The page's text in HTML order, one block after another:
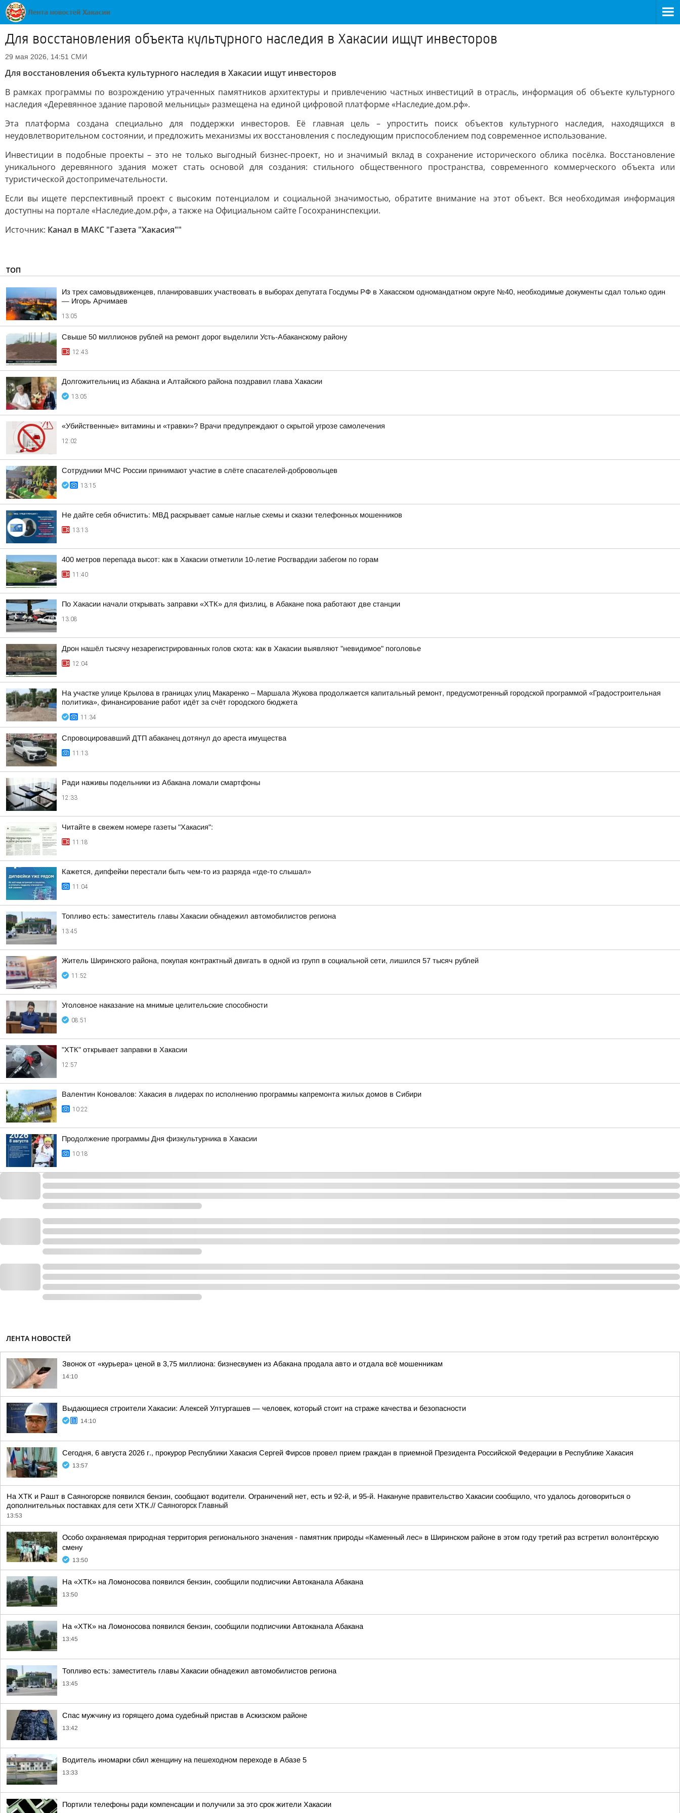
Для восстановления объекта культурного наследия в Хакасии ищут инвесторов
29 мая 2026, 14:51 СМИ
Для восстановления объекта культурного наследия в Хакасии ищут инвесторов
В рамках программы по возрождению утраченных памятников архитектуры и привлечению частных инвестиций в отрасль, информация об объекте культурного
наследия «Деревянное здание паровой мельницы» размещена на единой цифровой платформе «Наследие.дом.рф».
Эта платформа создана специально для поддержки инвесторов. Её главная цель – упростить поиск объектов культурного наследия, находящихся в
неудовлетворительном состоянии, и предложить механизмы их восстановления с последующим приспособлением под современное использование.
Инвестиции в подобные проекты – это не только выгодный бизнес-проект, но и значимый вклад в сохранение исторического облика посёлка. Восстановление
уникального деревянного здания может стать основой для создания: стильного общественного пространства, современного коммерческого объекта или
туристической достопримечательности.
Если вы ищете перспективный проект с высоким потенциалом и социальной значимостью, обратите внимание на этот объект. Вся необходимая информация
доступны на портале «Наследие.дом.рф», а также на Официальном сайте Госохранинспекции.
Источник: Канал в МАКС "Газета "Хакасия""
ТОП
Из трех самовыдвиженцев, планировавших участвовать в выборах депутата Госдумы РФ в Хакасском одномандатном округе №40, необходимые документы сдал только один
— Игорь Арчимаев
13:05
Свыше 50 миллионов рублей на ремонт дорог выделили Усть-Абаканскому району
12:43
Долгожительниц из Абакана и Алтайского района поздравил глава Хакасии
13:05
«Убийственные» витамины и «травки»? Врачи предупреждают о скрытой угрозе самолечения
12:02
Сотрудники МЧС России принимают участие в слёте спасателей-добровольцев
13:15
Не дайте себя обчистить: МВД раскрывает самые наглые схемы и сказки телефонных мошенников
13:13
400 метров перепада высот: как в Хакасии отметили 10-летие Росгвардии забегом по горам
11:40
По Хакасии начали открывать заправки «ХТК» для физлиц, в Абакане пока работают две станции
13:08
Дрон нашёл тысячу незарегистрированных голов скота: как в Хакасии выявляют "невидимое" поголовье
12:04
На участке улице Крылова в границах улиц Макаренко – Маршала Жукова продолжается капитальный ремонт, предусмотренный городской программой «Градостроительная
политика», финансирование работ идёт за счёт городского бюджета
11:34
Спровоцировавший ДТП абаканец дотянул до ареста имущества
11:13
Ради наживы подельники из Абакана ломали смартфоны
12:33
Читайте в свежем номере газеты "Хакасия":
11:18
Кажется, дипфейки перестали быть чем-то из разряда «где-то слышал»
11:04
Топливо есть: заместитель главы Хакасии обнадежил автомобилистов региона
13:45
Житель Ширинского района, покупая контрактный двигать в одной из групп в социальной сети, лишился 57 тысяч рублей
11:52
Уголовное наказание на мнимые целительские способности
08:51
"ХТК" открывает заправки в Хакасии
12:57
Валентин Коновалов: Хакасия в лидерах по исполнению программы капремонта жилых домов в Сибири
10:22
Продолжение программы Дня физкультурника в Хакасии
10:18
ЛЕНТА НОВОСТЕЙ
Звонок от «курьера» ценой в 3,75 миллиона: бизнесвумен из Абакана продала авто и отдала всё мошенникам
14:10
Выдающиеся строители Хакасии: Алексей Ултургашев — человек, который стоит на страже качества и безопасности
14:10
Сегодня, 6 августа 2026 г., прокурор Республики Хакасия Сергей Фирсов провел прием граждан в приемной Президента Российской Федерации в Республике Хакасия
13:57
На ХТК и Рашт в Саяногорске появился бензин, сообщают водители. Ограничений нет, есть и 92-й, и 95-й. Накануне правительство Хакасии сообщило, что удалось договориться о
дополнительных поставках для сети ХТК.// Саяногорск Главный
13:53
Особо охраняемая природная территория регионального значения - памятник природы «Каменный лес» в Ширинском районе в этом году третий раз встретил волонтёрскую
смену
13:50
На «ХТК» на Ломоносова появился бензин, сообщили подписчики Автоканала Абакана
13:50
На «ХТК» на Ломоносова появился бензин, сообщили подписчики Автоканала Абакана
13:45
Топливо есть: заместитель главы Хакасии обнадежил автомобилистов региона
13:45
Спас мужчину из горящего дома судебный пристав в Аскизском районе
13:42
Водитель иномарки сбил женщину на пешеходном переходе в Абазе 5
13:33
Портили телефоны ради компенсации и получили за это срок жители Хакасии